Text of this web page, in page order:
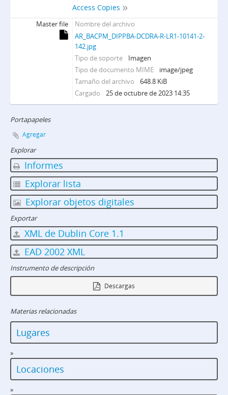
G - Mesa G
S - Mesa S
D - Mesa Doctrina
F - Mesa F
C - Mesa Cicia
SAyF - Secretaría de archivo y fichero
DIPPBA-DMCS - División Medios de comunicación social
Access Copies
Master file
Nombre del archivo
AR_BACPM_DIPPBA-DCDRA-R-LR1-10141-2-
142.jpg
Tipo de soporte
Imagen
Tipo de documento MIME
image/jpeg
Tamaño del archivo
648.8 KiB
Cargado
25 de octubre de 2023 14:35
Portapapeles
Agregar
Explorar
Informes
Explorar lista
Explorar objetos digitales
Exportar
XML de Dublin Core 1.1
EAD 2002 XML
Instrumento de descripción
Descargas
Materias relacionadas
Lugares
»
Locaciones
»